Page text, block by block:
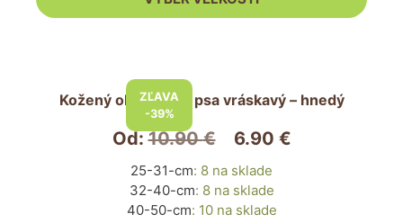
stránke
ZĽAVA
-39%
Kožený obojok pre psa vráskavý – hnedý
Od:10.90€ 6.90 €
25-31-cm: 8 na sklade
32-40-cm: 8 na sklade
40-50-cm: 10 na sklade